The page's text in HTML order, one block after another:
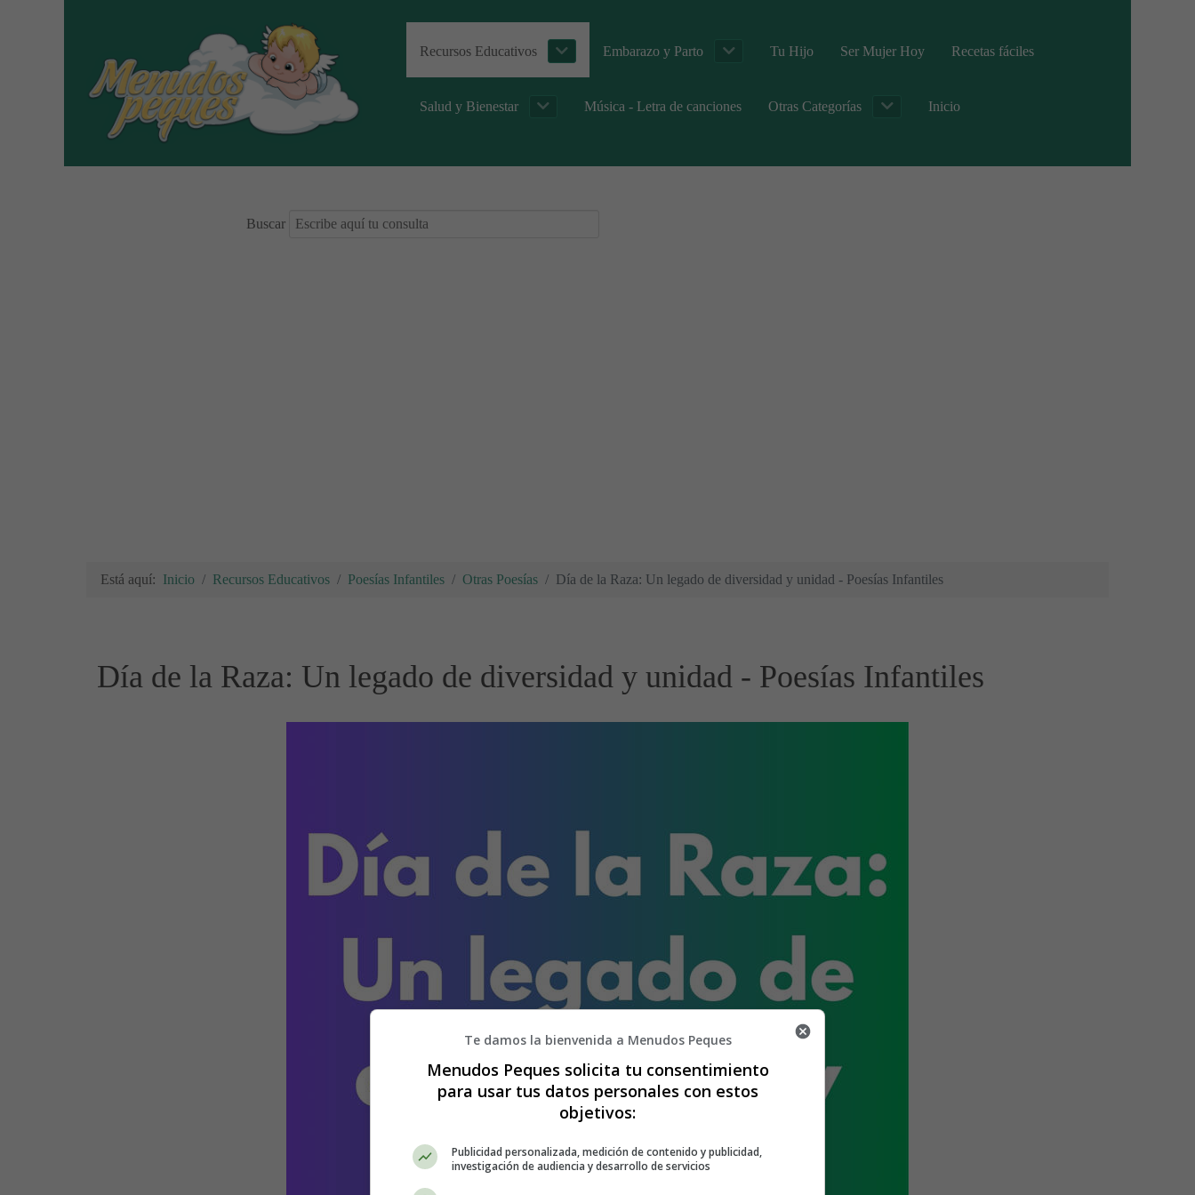
Recursos Educativos Embarazo y Parto Tu Hijo Ser Mujer Hoy Recetas fáciles
Salud y Bienestar Música - Letra de canciones Otras Categorías Inicio
Buscar
Está aquí: Inicio Recursos Educativos Poesías Infantiles Otras Poesías Día de la Raza: Un legado de diversidad y unidad - Poesías Infantiles
Día de la Raza: Un legado de diversidad y unidad - Poesías Infantiles
Te damos la bienvenida a Menudos Peques
Menudos Peques solicita tu consentimiento
para usar tus datos personales con estos
objetivos:
Publicidad personalizada, medición de contenido y publicidad,
investigación de audiencia y desarrollo de servicios